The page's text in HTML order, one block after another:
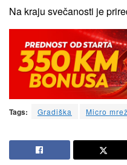
Na kraju svečanosti je
Tags: Gradiška Micro